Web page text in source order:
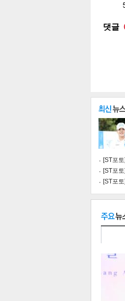
트위
[ST포
[ST포
[ST포